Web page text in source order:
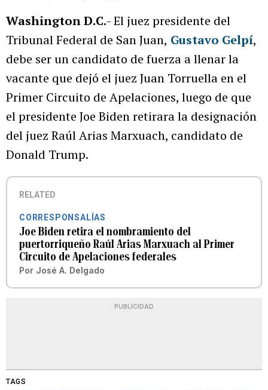
Washington D.C.- El juez presidente del
Tribunal Federal de San Juan, Gustavo Gelpí,
debe ser un candidato de fuerza a llenar la
vacante que dejó el juez Juan Torruella en el
Primer Circuito de Apelaciones, luego de que
el presidente Joe Biden retirara la designación
del juez Raúl Arias Marxuach, candidato de
Donald Trump.
RELATED
CORRESPONSALÍAS
Joe Biden retira el nombramiento del
puertorriqueño Raúl Arias Marxuach al Primer
Circuito de Apelaciones federales
Por José A. Delgado
PUBLICIDAD
TAGS